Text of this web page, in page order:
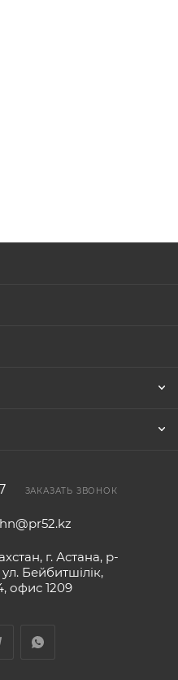
ЗАКАЗАТЬ ЗВОНОК
г. Астана, р-
Бейбитшiлiк,
офис 1209